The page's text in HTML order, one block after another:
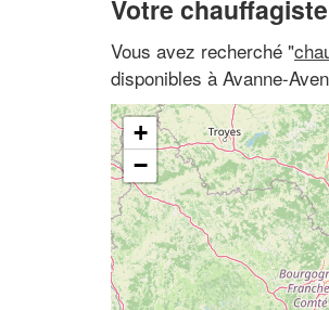
Votre
Vous avez recherché "
disponibles à Avanne-
+
−